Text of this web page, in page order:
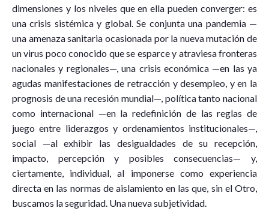
dimensiones y los niveles que en ella pueden converger: es
una crisis sistémica y global. Se conjunta una pandemia —
una amenaza sanitaria ocasionada por la nueva mutación de
un virus poco conocido que se esparce y atraviesa fronteras
nacionales y regionales—, una crisis económica —en las ya
agudas manifestaciones de retracción y desempleo, y en la
prognosis de una recesión mundial—, política tanto nacional
como internacional —en la redefinición de las reglas de
juego entre liderazgos y ordenamientos institucionales—,
social —al exhibir las desigualdades de su recepción,
impacto, percepción y posibles consecuencias— y,
ciertamente, individual, al imponerse como experiencia
directa en las normas de aislamiento en las que, sin el Otro,
buscamos la seguridad. Una nueva subjetividad.